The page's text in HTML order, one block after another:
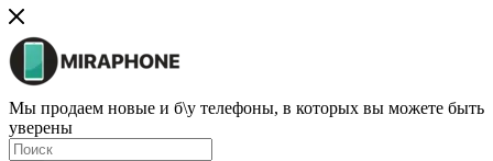
Мы продаем новые и б\у телефоны, в которых вы можете быть
уверены